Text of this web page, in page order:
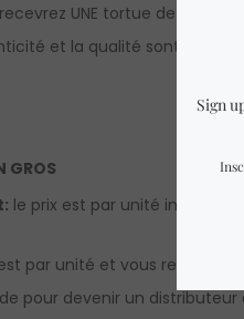
UNE tortue de
et la qualité sont
GROS
le prix est par unité
par unité et vous recevrez
pour devenir un distributeur